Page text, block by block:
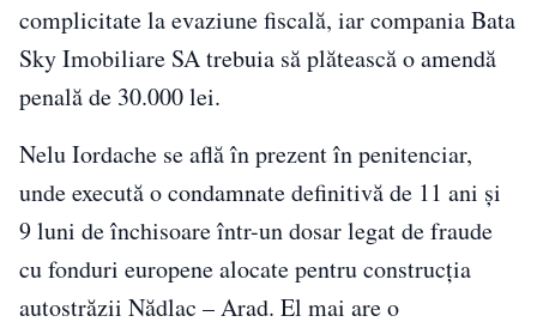
complicitate la evaziune fiscală, iar compania Bata
Sky Imobiliare SA trebuia să plătească o amendă
penală de 30.000 lei.
Nelu Iordache se află în prezent în penitenciar,
unde execută o condamnate definitivă de 11 ani şi
9 luni de închisoare într-un dosar legat de fraude
cu fonduri europene alocate pentru construcţia
autostrăzii Nădlac – Arad. El mai are o